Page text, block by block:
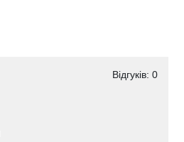
Відгуків: 0